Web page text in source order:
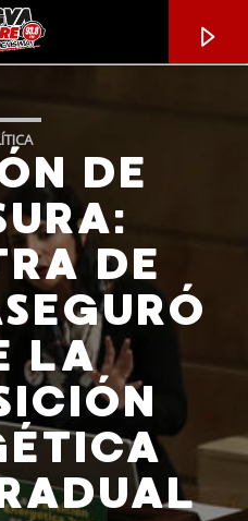
DE
DE
LA